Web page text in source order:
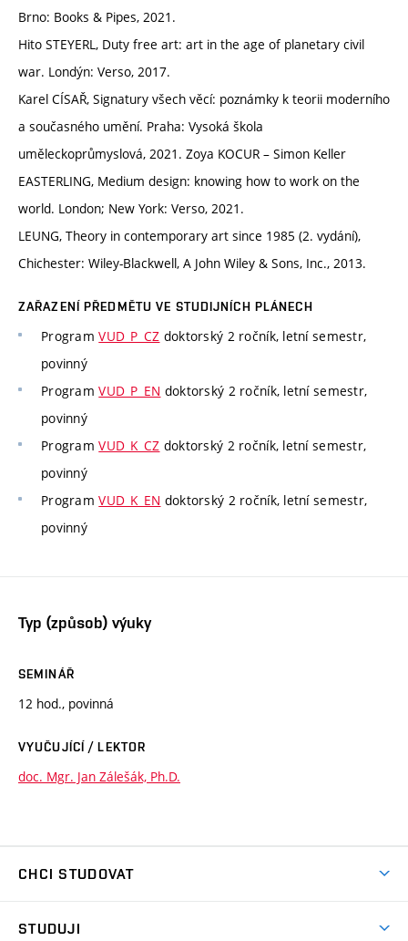
Brno: Books & Pipes, 2021.
Hito STEYERL, Duty free art: art in the age of planetary civil
war. Londýn: Verso, 2017.
Karel CÍSAŘ, Signatury všech věcí: poznámky k teorii moderního
a současného umění. Praha: Vysoká škola
uměleckoprůmyslová, 2021. Zoya KOCUR – Simon Keller
EASTERLING, Medium design: knowing how to work on the
world. London; New York: Verso, 2021.
LEUNG, Theory in contemporary art since 1985 (2. vydání),
Chichester: Wiley-Blackwell, A John Wiley & Sons, Inc., 2013.
ZAŘAZENÍ PŘEDMĚTU VE STUDIJNÍCH PLÁNECH
ProgramVUD_P_CZ doktorský 2 ročník, letní semestr,
povinný
ProgramVUD_P_EN doktorský 2 ročník, letní semestr,
povinný
ProgramVUD_K_CZ doktorský 2 ročník, letní semestr,
povinný
ProgramVUD_K_EN doktorský 2 ročník, letní semestr,
povinný
Typ (způsob) výuky
SEMINÁŘ
12 hod., povinná
VYUČUJÍCÍ / LEKTOR
doc. Mgr. Jan Zálešák, Ph.D.
CHCI STUDOVAT
STUDUJI